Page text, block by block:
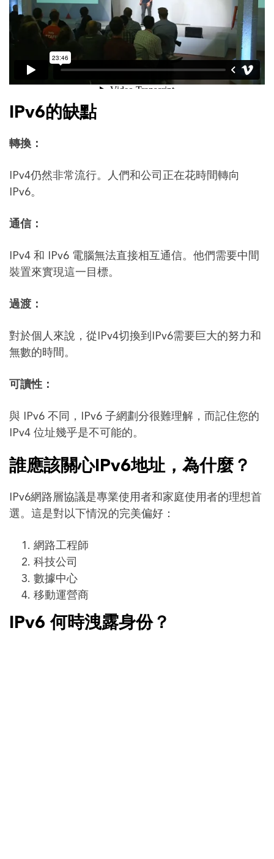
IPv6的缺點
轉換：
IPv4仍然非常流行。人們和公司正在花時間轉向
IPv6。
通信：
IPv4 和 IPv6 電腦無法直接相互通信。他們需要中間
裝置來實現這一目標。
過渡：
對於個人來說，從IPv4切換到IPv6需要巨大的努力和
無數的時間。
可讀性：
與 IPv6 不同，IPv6 子網劃分很難理解，而記住您的
IPv4 位址幾乎是不可能的。
誰應該關心IPv6地址，為什麼？
IPv6網路層協議是專業使用者和家庭使用者的理想首
選。這是對以下情況的完美偏好：
網路工程師
科技公司
數據中心
移動運營商
IPv6 何時洩露身份？